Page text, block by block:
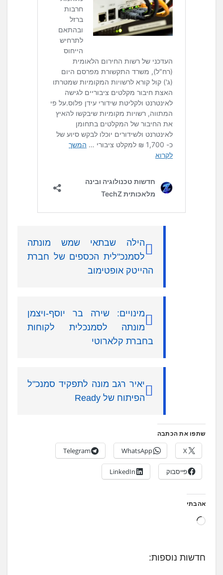
הילה שבתאי שמש מונתה
לסמנכ"לית הכספים של חברת
ההייטק אופטימוב
מינויים: שירה בר יוסף-ויצמן
מונתה לסמנכלית לקוחות
בחברת קלארוטי
יאיר רגב מונה לתפקיד סמנכ"ל
הפיתוח של Ready
שתפו את הכתבה
X
WhatsApp
Telegram
פייסבוק LinkedIn
אהבתי
ט
חדשות נוספות: